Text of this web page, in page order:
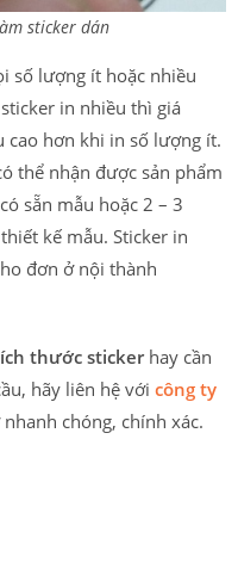
sticker dán
số lượng ít hoặc nhiều
in nhiều thì giá
cao hơn khi in số lượng ít.
thể nhận được sản phẩm
sẵn mẫu hoặc 2 – 3
kế mẫu. Sticker in
đơn ở nội thành
thước stickerhay cần
hãy liên hệ với công ty
chóng, chính xác.